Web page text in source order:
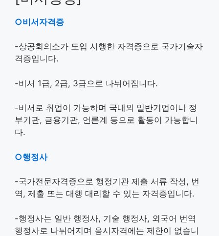
○비서자격증
-상공회의소가 도입 시행한 자격증으로 국가기술자
격증입니다.
-비서 1급, 2급, 3급으로 나뉘어집니다.
-비서로 취업이 가능하며 국내외 일반기업이나 정
부기관, 금융기관, 언론계 등으로 활동이 가능합니
다.
○행정사
-국가전문자격증으로 행정기관 제출 서류 작성, 번
역, 제출 또는 대행 대리할 수 있는 자격증입니다.
-행정사는 일반 행정사, 기술 행정사, 외국어 번역
행정사로 나뉘어지며 응시자격에는 제한이 없습니